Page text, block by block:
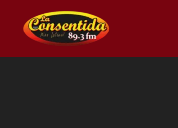
contenido